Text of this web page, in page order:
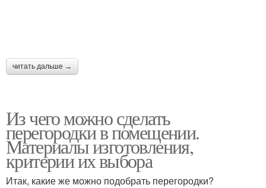
читать дальше →
Из чего можно сделать
перегородки в помещении.
Материалы изготовления,
критерии их выбора
Итак, какие же можно подобрать перегородки?